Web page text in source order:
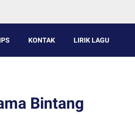
KONTAK LIRIK LAGU
Bintang